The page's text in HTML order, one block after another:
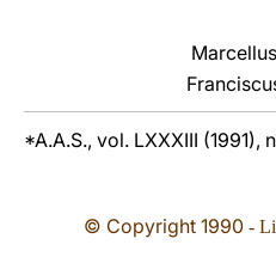
*A.A.S., vol. LXXXIII (1991),
© Copyright 1990 -